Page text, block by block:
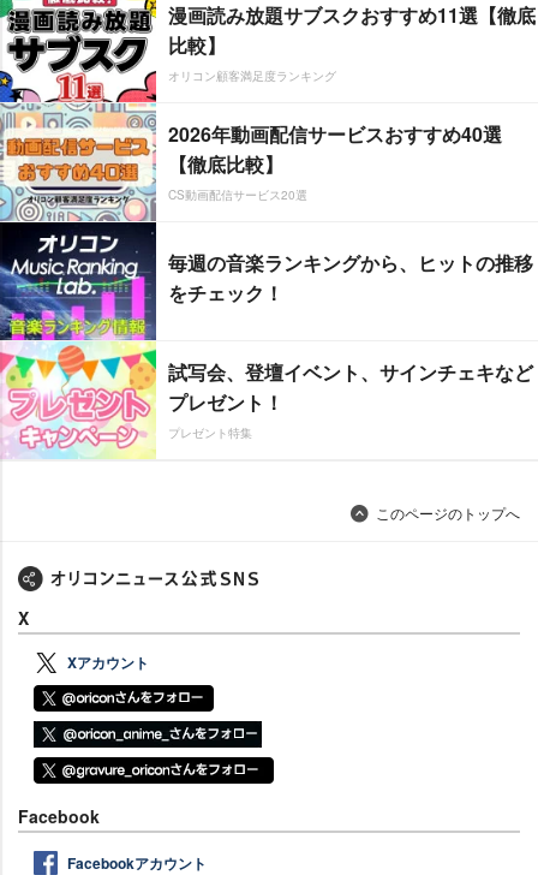
漫画読み放題サブスクおすすめ11選【徹底
比較】
オリコン顧客満足度ランキング
2026年動画配信サービスおすすめ40選
【徹底比較】
CS動画配信サービス20選
毎週の音楽ランキングから、ヒットの推移
をチェック！
試写会、登壇イベント、サインチェキなど
プレゼント！
プレゼント特集
このページのトップへ
X
Xアカウント
Facebook
Facebookアカウント